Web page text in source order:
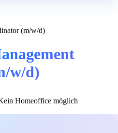
(m/w/d)
w/d)
Homeoffice möglich